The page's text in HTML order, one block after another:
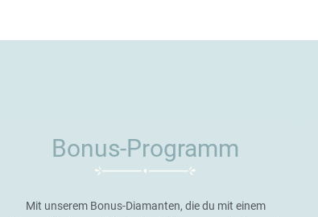
Bonus-Programm
Mit unserem Bonus-Diamanten, die du mit einem